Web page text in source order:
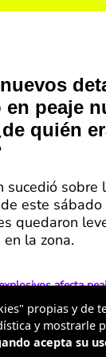
en peaje
quién
sucedió sobre
este
quedaron
la zona.
afecta
y activa alertas
el peaje de
propias y de
y mostrarle
acepta su